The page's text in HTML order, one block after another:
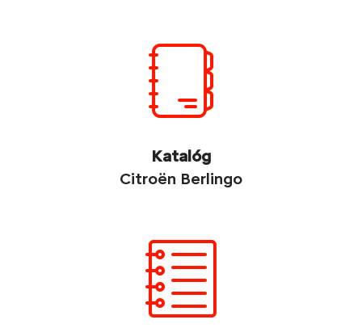
Katalóg
Citroën Berlingo